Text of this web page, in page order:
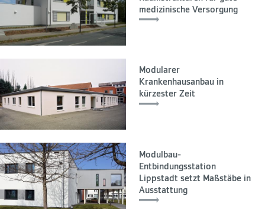
medizinische Versorgung
Modularer
Krankenhausanbau in
kürzester Zeit
Modulbau-
Entbindungsstation
Lippstadt setzt Maßstäbe in
Ausstattung